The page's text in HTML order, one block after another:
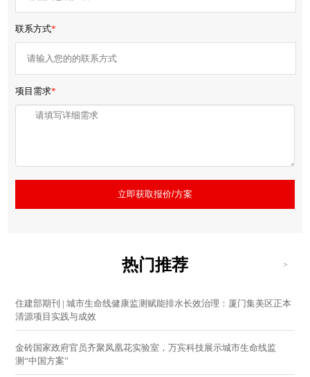
联系方式*
项目需求*
立即获取报价/方案
热门推荐 >
住建部期刊 | 城市生命线健康监测赋能排水长效治理：厦门集美区正本
清源项目实践与成效
金砖国家政府官员齐聚凤凰花实验室，万宾科技展示城市生命线监
测“中国方案”